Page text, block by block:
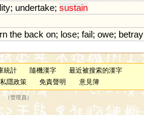
; undertake; sustain
the back on; lose; fail; owe; betray
統計 隨機漢字
最近被搜索的漢字
私隱政策 免責聲明 意見簿
（管理員 ）